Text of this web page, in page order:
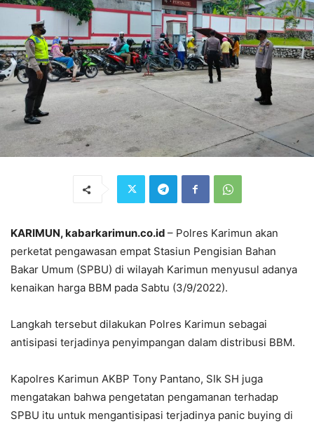
KARIMUN, kabarkarimun.co.id – Polres Karimun akan
perketat pengawasan empat Stasiun Pengisian Bahan
Bakar Umum (SPBU) di wilayah Karimun menyusul adanya
kenaikan harga BBM pada Sabtu (3/9/2022).
Langkah tersebut dilakukan Polres Karimun sebagai
antisipasi terjadinya penyimpangan dalam distribusi BBM.
Kapolres Karimun AKBP Tony Pantano, SIk SH juga
mengatakan bahwa pengetatan pengamanan terhadap
SPBU itu untuk mengantisipasi terjadinya panic buying di